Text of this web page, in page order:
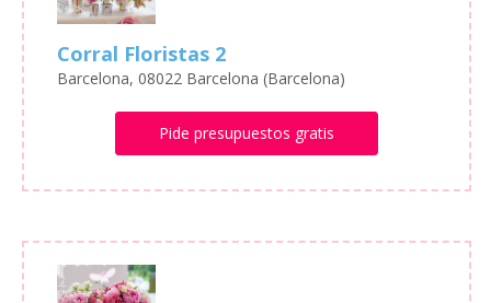
Corral Floristas 2
Barcelona, 08022 Barcelona (Barcelona)
Pide presupuestos gratis